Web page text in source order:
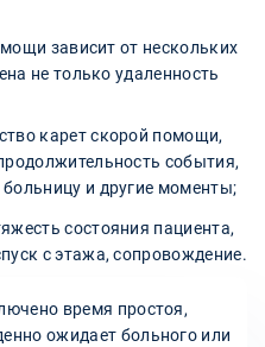
зависит от нескольких
не только удаленность
карет скорой помощи,
события,
и другие моменты;
состояния пациента,
с этажа, сопровождение.
время простоя,
ожидает больного или